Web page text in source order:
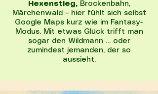
Hexenstieg,Brockenbahn,
Märchenwald – hier fühlt sich selbst
Google Maps kurz wie im Fantasy-
Modus. Mit etwas Glück trifft man
sogar den Wildmann … oder
zumindest jemanden, der so
aussieht.